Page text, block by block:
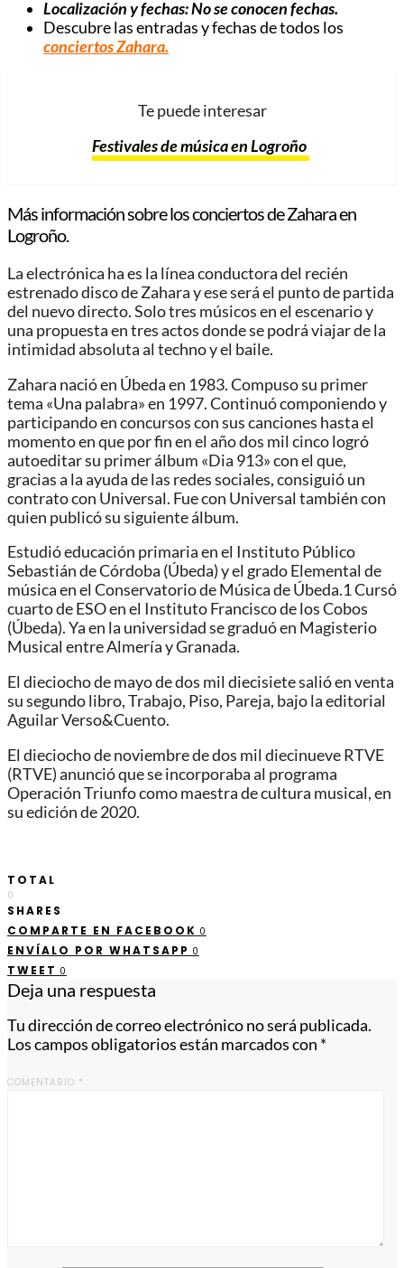
Localización y fechas: No se conocen fechas.
Descubre las entradas y fechas de todos los
conciertos Zahara.
Te puede interesar
Festivales de música en Logroño
Más información sobre los conciertos de Zahara en
Logroño.
La electrónica ha es la línea conductora del recién
estrenado disco de Zahara y ese será el punto de partida
del nuevo directo. Solo tres músicos en el escenario y
una propuesta en tres actos donde se podrá viajar de la
intimidad absoluta al techno y el baile.
Zahara nació en Úbeda en 1983. Compuso su primer
tema «Una palabra» en 1997. Continuó componiendo y
participando en concursos con sus canciones hasta el
momento en que por fin en el año dos mil cinco logró
autoeditar su primer álbum «Dia 913» con el que,
gracias a la ayuda de las redes sociales, consiguió un
contrato con Universal. Fue con Universal también con
quien publicó su siguiente álbum.
Estudió educación primaria en el Instituto Público
Sebastián de Córdoba (Úbeda) y el grado Elemental de
música en el Conservatorio de Música de Úbeda.1​ Cursó
cuarto de ESO en el Instituto Francisco de los Cobos
(Úbeda).​ Ya en la universidad se graduó en Magisterio
Musical entre Almería y Granada.
El dieciocho de mayo de dos mil diecisiete salió en venta
su segundo libro, Trabajo, Piso, Pareja, bajo la editorial
Aguilar Verso&Cuento.
El dieciocho de noviembre de dos mil diecinueve RTVE
(RTVE) anunció que se incorporaba al programa
Operación Triunfo como maestra de cultura musical, en
su edición de 2020.
TOTAL
0
SHARES
COMPARTE EN FACEBOOK 0
ENVÍALO POR WHATSAPP 0
TWEET 0
Deja una respuesta
Tu dirección de correo electrónico no será publicada.
Los campos obligatorios están marcados con *
COMENTARIO *